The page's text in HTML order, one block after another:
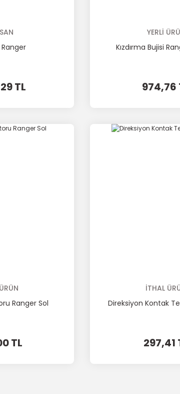
TL
YERLİ
Kızdırma Bujisi
974,76
Ranger Sol
TL
İTHAL
Direksiyon Kontak
297,41